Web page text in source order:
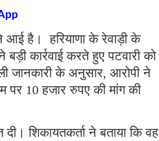
आई है। हरियाणा के रेवाड़ी के
कार्रवाई करते हुए पटवारी को
जानकारी के अनुसार, आरोपी ने
पर 10 हजार रुपए की मांग की
शिकायतकर्ता ने बताया कि वह